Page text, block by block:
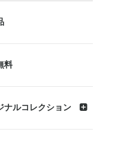
料
ナルコレクション